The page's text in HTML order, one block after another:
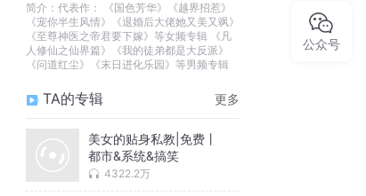
简介： 代表作： 《国色芳华》《越界招惹》
《宠你半生风情》《退婚后大佬她又美又飒》
《至尊神医之帝君要下嫁》等女频专辑 《凡
人修仙之仙界篇》《我的徒弟都是大反派》
《问道红尘》《末日进化乐园》等男频专辑
TA的专辑 更多
美女的贴身私教|免费丨
都市&系统&搞笑
4322.2万
公众号